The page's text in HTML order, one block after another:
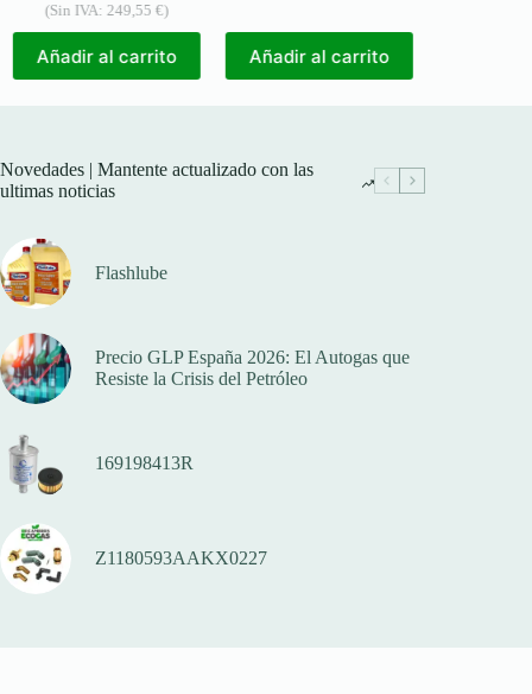
(Sin IVA: 249,55 €)
Añadir al carrito Añadir al carrito
Novedades | Mantente actualizado con las
ultimas noticias
Flashlube
Precio GLP España 2026: El Autogas que
Resiste la Crisis del Petróleo
169198413R
Z1180593AAKX0227